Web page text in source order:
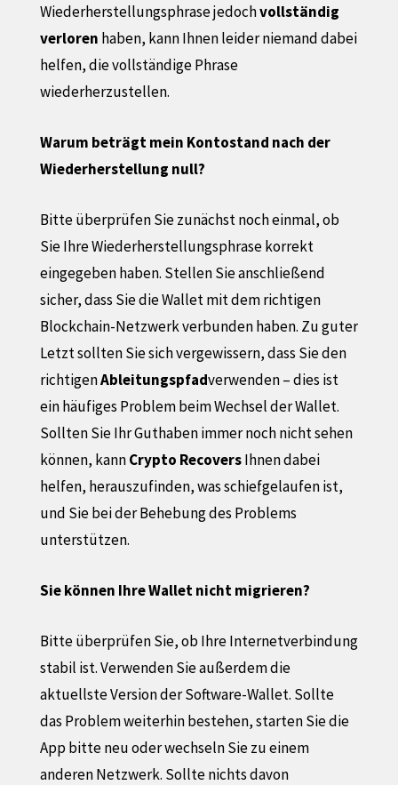
Wiederherstellungsphrase jedochvollständig
verloren haben, kann Ihnen leider niemand dabei
helfen, die vollständige Phrase
wiederherzustellen.
Warum beträgt mein Kontostand nach der
Wiederherstellung null?
Bitte überprüfen Sie zunächst noch einmal, ob
Sie Ihre Wiederherstellungsphrase korrekt
eingegeben haben. Stellen Sie anschließend
sicher, dass Sie die Wallet mit dem richtigen
Blockchain-Netzwerk verbunden haben. Zu guter
Letzt sollten Sie sich vergewissern, dass Sie den
richtigenAbleitungspfadverwenden – dies ist
ein häufiges Problem beim Wechsel der Wallet.
Sollten Sie Ihr Guthaben immer noch nicht sehen
können, kannCrypto RecoversIhnen dabei
helfen, herauszufinden, was schiefgelaufen ist,
und Sie bei der Behebung des Problems
unterstützen.
Sie können Ihre Wallet nicht migrieren?
Bitte überprüfen Sie, ob Ihre Internetverbindung
stabil ist. Verwenden Sie außerdem die
aktuellste Version der Software-Wallet. Sollte
das Problem weiterhin bestehen, starten Sie die
App bitte neu oder wechseln Sie zu einem
anderen Netzwerk. Sollte nichts davon